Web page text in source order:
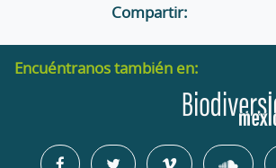
Compartir:
Encuéntranos también en: